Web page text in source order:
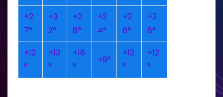
+2
7°
+3
2°
+2
8°
+2
4°
+2
6°
+2
8°
+12
°
+13
°
+16
°
+9°
+12
°
+12
°